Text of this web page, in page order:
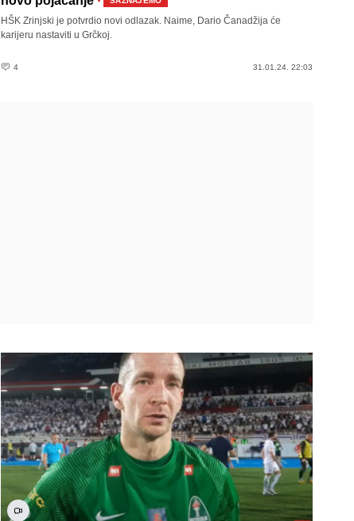
HŠK Zrinjski je potvrdio novi odlazak. Naime, Dario Čanadžija će
karijeru nastaviti u Grčkoj.
4 31.01.24. 22:03